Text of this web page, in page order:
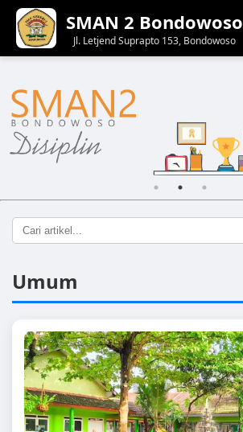
SMAN 2 Bondowoso
Jl. Letjend Suprapto 153, Bondowoso
Umum